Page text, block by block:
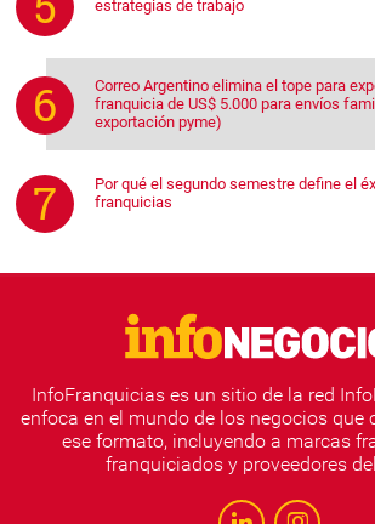
estrategias de trabajo
Correo Argentino elimina el tope para
franquicia de US$ 5.000 para envíos
exportación pyme)
Por qué el segundo semestre define el
franquicias
InfoFranquicias es un sitio de la red
enfoca en el mundo de los negocios que
ese formato, incluyendo a marcas
franquiciados y proveedores